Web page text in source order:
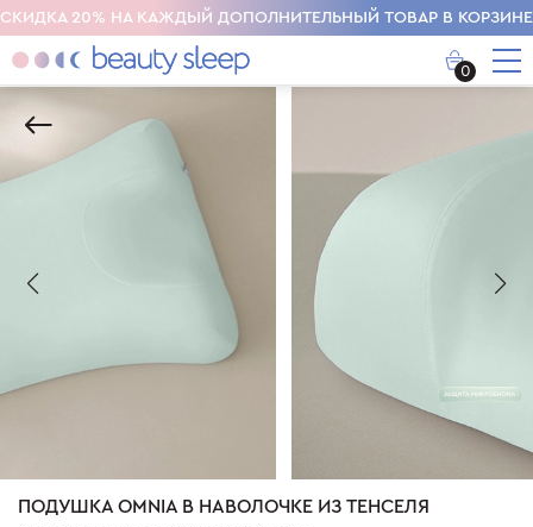
СКИДКА 20% НА КАЖДЫЙ ДОПОЛНИТЕЛЬНЫЙ ТОВАР В КОРЗИНЕ
0
ПОДУШКА OMNIA В НАВОЛОЧКЕ ИЗ ТЕНСЕЛЯ